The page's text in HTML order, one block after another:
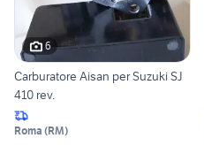
6
Carburatore Aisan per Suzuki SJ
410 rev.
Roma (RM)